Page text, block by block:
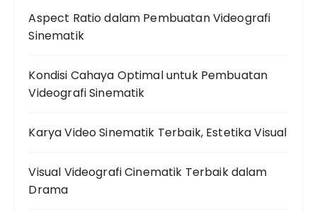
Aspect Ratio dalam Pembuatan Videografi
Sinematik
Kondisi Cahaya Optimal untuk Pembuatan
Videografi Sinematik
Karya Video Sinematik Terbaik, Estetika Visual
Visual Videografi Cinematik Terbaik dalam
Drama